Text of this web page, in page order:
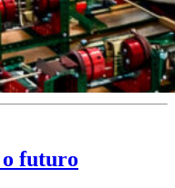
futuro